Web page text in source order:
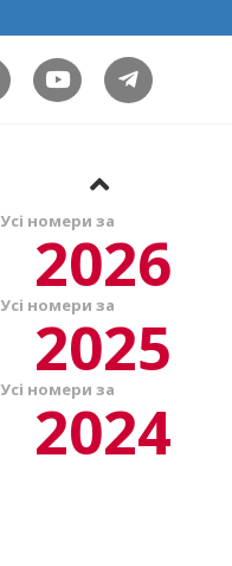
Усі номери за
2026
Усі номери за
2025
Усі номери за
2024